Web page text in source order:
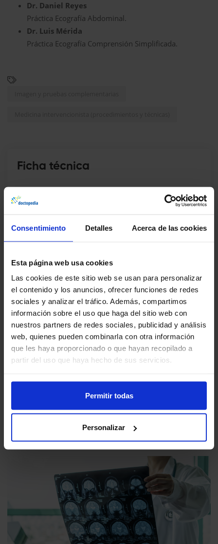
Consentimiento Detalles Acerca de las cookies
Esta página web usa cookies
Las cookies de este sitio web se usan para personalizar
el contenido y los anuncios, ofrecer funciones de redes
sociales y analizar el tráfico. Además, compartimos
información sobre el uso que haga del sitio web con
nuestros partners de redes sociales, publicidad y análisis
web, quienes pueden combinarla con otra información
que les haya proporcionado o que hayan recopilado a
partir del uso que haya hecho de sus servicios.
Permitir todas
Personalizar
Dr. Daniel Reyes
Práctica Ecografía Abdominal.
Dr. Luis Mérida
Práctica Ecografía Comprensión Simplificada.
Ficha técnica
Abierto desde el
jueves, 6 de mayo de 2021
Duración 135 minutos
Fecha límite Sin límite
Compartir este curso
OTROS CURSOS QUE LE PODRÍAN
INTERESAR​